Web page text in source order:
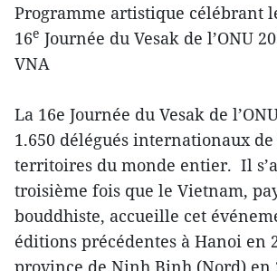
Programme artistique célébrant
16e Journée du Vesak de l’ONU
VNA
La 16e Journée du Vesak de
1.650 délégués internationaux de
territoires du monde entier. Il
troisième fois que le Vietnam,
bouddhiste, accueille cet
éditions précédentes à Hanoi en
province de Ninh Binh (Nord) en